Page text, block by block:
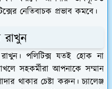
নেতিবাচক প্রভাব কমবে।
পলিটিক্স যতই হোক না
সহকর্মীরা আপনাকে সম্মান
থাকার চেষ্টা করুন। চ্যালেঞ্জ